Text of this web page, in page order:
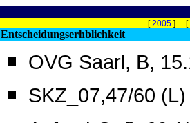
[2005 ] [
Entscheidungserhblichkeit
OVG Saarl, B,
SKZ_07,47/60